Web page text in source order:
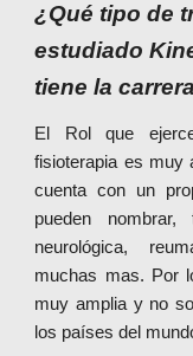
¿Qué tipo de
estudiado
tiene la
El Rol que
fisioterapia es muy
cuenta con un
pueden nombrar,
neurológica,
muchas mas. Por
muy amplia y no
los países del